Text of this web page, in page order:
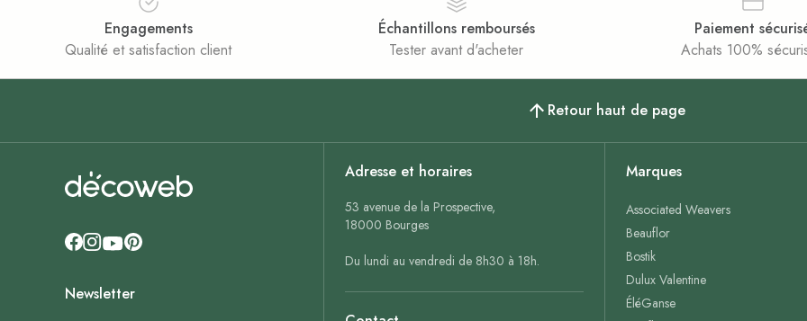
Engagements
Qualité et satisfaction client
Échantillons remboursés
Tester avant d'acheter
Paiement
Achats 100%
Retour haut de page
Newsletter
Adresse et horaires
53 avenue de la Prospective,
18000 Bourges
Du lundi au vendredi de 8h30 à 18h.
Marques
Associated Weavers
Beauflor
Bostik
Dulux Valentine
ÉléGanse